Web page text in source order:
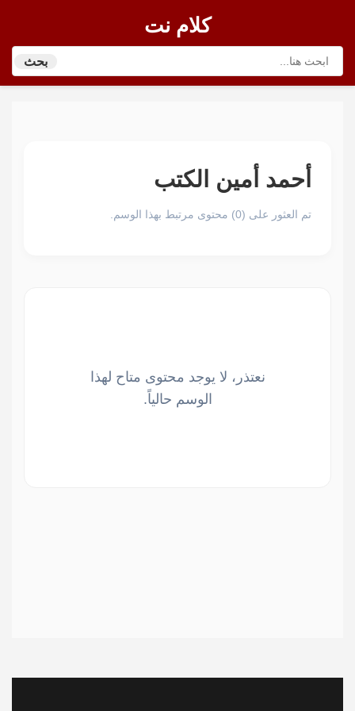
كلام نت
بحث
أحمد أمين الكتب
تم العثور على (0) محتوى مرتبط بهذا الوسم.
نعتذر، لا يوجد محتوى متاح لهذا
الوسم حالياً.